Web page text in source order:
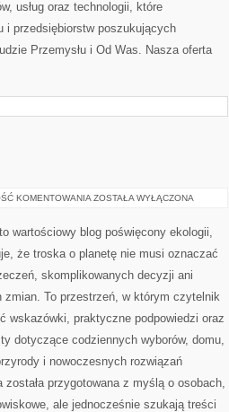
usług oraz technologii, które
i przedsiębiorstw poszukujących
Przemysłu i Od Was. Nasza oferta
KOMENTOWANIA CZYTELNICZY
ZOSTAŁA WYŁĄCZONA
wartościowy blog poświęcony ekologii,
że troska o planetę nie musi oznaczać
skomplikowanych decyzji ani
zmian. To przestrzeń, w którym czytelnik
wskazówki, praktyczne podpowiedzi oraz
dotyczące codziennych wyborów, domu,
i nowoczesnych rozwiązań
przygotowana z myślą o osobach,
ale jednocześnie szukają treści